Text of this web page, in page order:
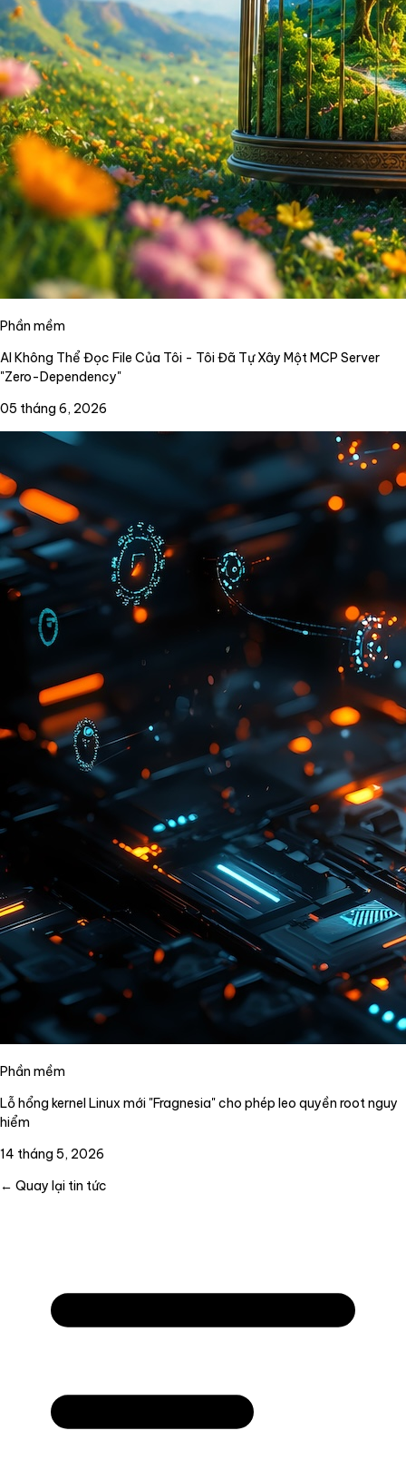
Phần mềm
AI Không Thể Đọc File Của Tôi - Tôi Đã Tự Xây Một MCP Server
"Zero-Dependency"
05 tháng 6, 2026
Phần mềm
Lỗ hổng kernel Linux mới "Fragnesia" cho phép leo quyền root nguy
hiểm
14 tháng 5, 2026
← Quay lại tin tức